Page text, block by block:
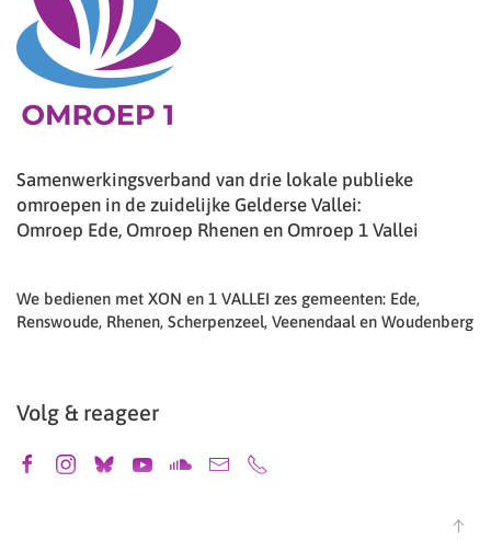
Samenwerkingsverband van drie lokale publieke
omroepen in de zuidelijke Gelderse Vallei:
Omroep Ede, Omroep Rhenen en Omroep 1 Vallei
We bedienen met XON en 1 VALLEI zes gemeenten: Ede,
Renswoude, Rhenen, Scherpenzeel, Veenendaal en Woudenberg
Volg & reageer